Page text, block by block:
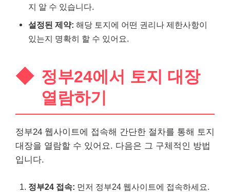
지 알 수 있습니다.
설정된 제약: 해당 토지에 어떤 권리나 제한사항이
있는지 명확히 할 수 있어요.
정부24에서 토지 대장
열람하기
정부24 웹사이트에 접속해 간단한 절차를 통해 토지
대장을 열람할 수 있어요. 다음은 그 구체적인 방법
입니다.
정부24 접속: 먼저 정부24 웹사이트에 접속하세요.